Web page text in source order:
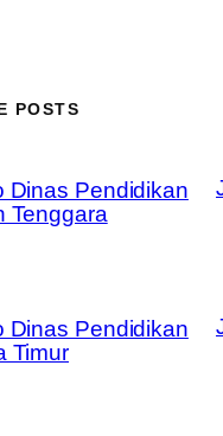
POSTS
Dinas Pendidikan
Tenggara
Dinas Pendidikan
Timur